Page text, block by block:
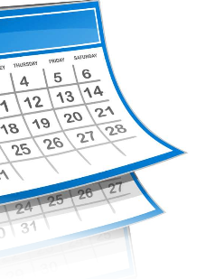
trec de pragul caniculei,
și minimele nocturne se
Cerul va avea înnorări
local vor fi averse slabe,
și intensificări de vânt.